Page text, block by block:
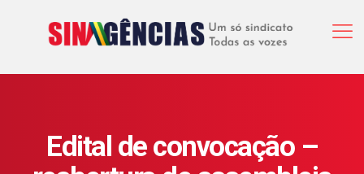
Edital de convocação –